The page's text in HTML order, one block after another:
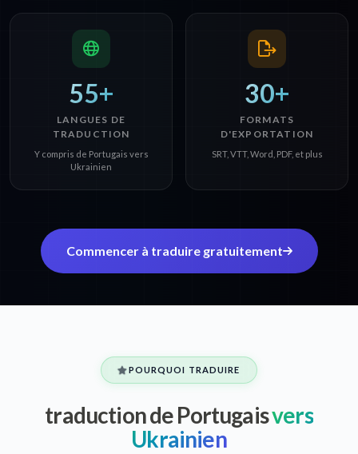
55+
LANGUES DE
TRADUCTION
Y compris de Portugais vers
Ukrainien
30+
FORMATS
D'EXPORTATION
SRT, VTT, Word, PDF, et plus
Commencer à traduire gratuitement
POURQUOI TRADUIRE
traduction de Portugaisvers
Ukrainien